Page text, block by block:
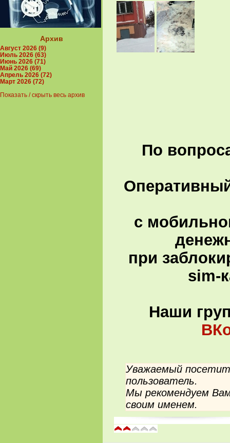
По
с
при
sim-
Наши
Уважаемый
пользователь.
Мы рекомендуем
своим именем.
Архив
Август 2026 (9)
Июль 2026 (63)
Июнь 2026 (71)
Май 2026 (69)
Апрель 2026 (72)
Март 2026 (72)
Показать / скрыть весь архив